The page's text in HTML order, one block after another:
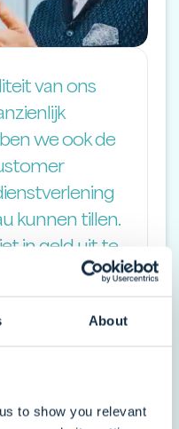
About
to show you relevant
van ons
we ook de
kunnen tillen.
in geld uit te